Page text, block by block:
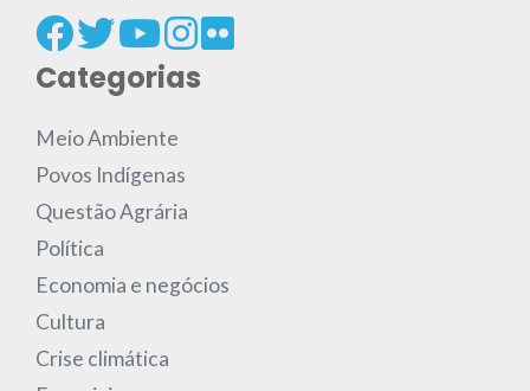
Categorias
Meio Ambiente
Povos Indígenas
Questão Agrária
Política
Economia e negócios
Cultura
Crise climática